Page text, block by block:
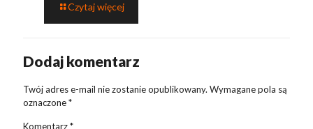
Czytaj więcej
Dodaj komentarz
Twój adres e-mail nie zostanie opublikowany. Wymagane pola są
oznaczone*
Komentarz*